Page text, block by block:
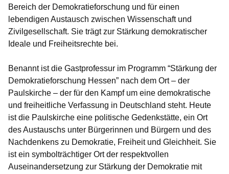
Bereich der Demokratieforschung und für einen
lebendigen Austausch zwischen Wissenschaft und
Zivilgesellschaft. Sie trägt zur Stärkung demokratischer
Ideale und Freiheitsrechte bei.
Benannt ist die Gastprofessur im Programm “Stärkung der
Demokratieforschung Hessen” nach dem Ort – der
Paulskirche – der für den Kampf um eine demokratische
und freiheitliche Verfassung in Deutschland steht. Heute
ist die Paulskirche eine politische Gedenkstätte, ein Ort
des Austauschs unter Bürgerinnen und Bürgern und des
Nachdenkens zu Demokratie, Freiheit und Gleichheit. Sie
ist ein symbolträchtiger Ort der respektvollen
Auseinandersetzung zur Stärkung der Demokratie mit